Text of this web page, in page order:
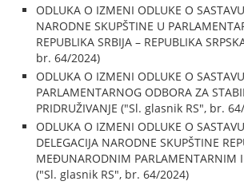
ODLUKA O IZMENI ODLUKE O
NARODNE SKUPŠTINE U
REPUBLIKA SRBIJA – REPUBLIKA
br. 64/2024)
ODLUKA O IZMENI ODLUKE O SASTAVU
PARLAMENTARNOG ODBORA ZA
PRIDRUŽIVANJE ("Sl. glasnik RS", br.
ODLUKA O IZMENI ODLUKE O
DELEGACIJA NARODNE SKUPŠTINE
MEĐUNARODNIM PARLAMENTARNIM
("Sl. glasnik RS", br. 64/2024)